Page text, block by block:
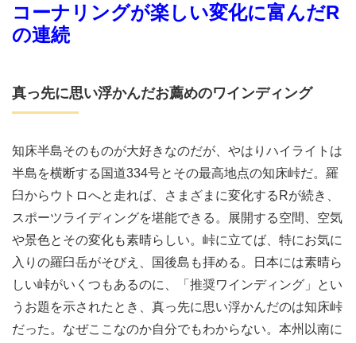
コーナリングが楽しい変化に富んだR
の連続
真っ先に思い浮かんだお薦めのワインディング
知床半島そのものが大好きなのだが、やはりハイライトは
半島を横断する国道334号とその最高地点の知床峠だ。羅
臼からウトロへと走れば、さまざまに変化するRが続き、
スポーツライディングを堪能できる。展開する空間、空気
や景色とその変化も素晴らしい。峠に立てば、特にお気に
入りの羅臼岳がそびえ、国後島も拝める。日本には素晴ら
しい峠がいくつもあるのに、「推奨ワインディング」とい
うお題を示されたとき、真っ先に思い浮かんだのは知床峠
だった。なぜここなのか自分でもわからない。本州以南に